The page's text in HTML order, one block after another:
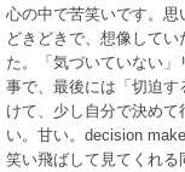
心の中で苦笑いです。思
どきどきで、想像して
た。「気づいていない
事で、最後には「切迫
けて、少し自分で決め
い。甘い。decision
笑い飛ばして見てくれる